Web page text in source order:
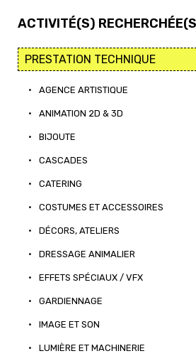
ACTIVITÉ(S)
• AGENCE ARTISTIQUE
• ANIMATION 2D & 3D
• BIJOUTE
• CASCADES
• CATERING
• COSTUMES ET ACCESSOIRES
• DÉCORS, ATELIERS
• DRESSAGE ANIMALIER
• EFFETS SPÉCIAUX / VFX
• GARDIENNAGE
• IMAGE ET SON
• LUMIÈRE ET MACHINERIE